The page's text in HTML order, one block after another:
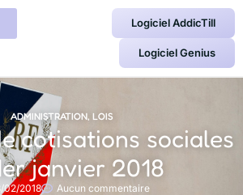
Logiciel AddicTill
Logiciel Genius
ADMINISTRATION, LOIS
cotisations sociales
janvier 2018
02/2018 Aucun commentaire